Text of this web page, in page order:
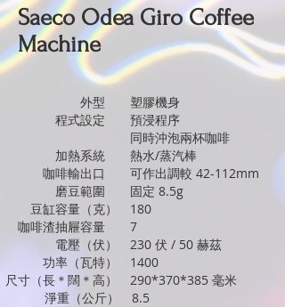
Saeco Odea Giro Coffee
Machine
外型 塑膠機身
程式設定 預浸程序
同時沖泡兩杯咖啡
加熱系統 熱水/蒸汽棒
咖啡輸出口 可作出調較 42-112mm
磨豆範圍 固定 8.5g
豆缸容量（克） 180
咖啡渣抽屜容量 7
電壓（伏） 230 伏 / 50 赫茲
功率（瓦特） 1400
尺寸（長＊闊＊高） 290*370*385 毫米
淨重（公斤） 8.5